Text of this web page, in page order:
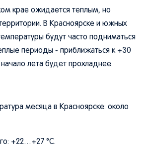
крае ожидается теплым, но
В Красноярске и южных
будут часто подниматься
периоды - приближаться к +30
лета будет прохладнее.
месяца в Красноярске: около
+22…+27 °C.